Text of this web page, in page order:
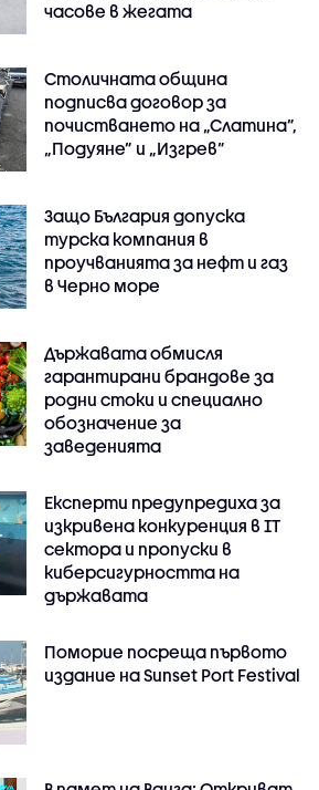
часове в жегата
Столичната община
подписва договор за
почистването на „Слатина”,
„Подуяне” и „Изгрев”
Защо България допуска
турска компания в
проучванията за нефт и газ
в Черно море
Държавата обмисля
гарантирани брандове за
родни стоки и специално
обозначение за
заведенията
Експерти предупредиха за
изкривена конкуренция в IT
сектора и пропуски в
киберсигурността на
държавата
Поморие посреща първото
издание на Sunset Port Festival